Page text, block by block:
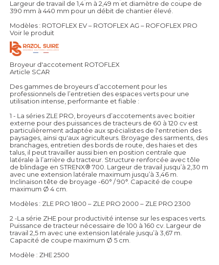
Largeur de travail de 1,4 m à 2,49 m et diamètre de coupe de
390 mm à 440 mm pour un débit de chantier élevé.
Modèles : ROTOFLEX EV – ROTOFLEX AG – ROFOFLEX PRO
Voir le produit
Broyeur d'accotement ROTOFLEX
Article SCAR
Des gammes de broyeurs d’accotement pour les
professionnels de l’entretien des espaces verts pour une
utilisation intense, performante et fiable :
1 - La séries ZLE PRO, broyeurs d’accotements avec boitier
externe pour des puissances de tracteurs de 60 à 120 cv est
particulièrement adaptée aux spécialistes de l'entretien des
paysages, ainsi qu'aux agriculteurs. Broyage des sarments, des
branchages, entretien des bords de route, des haies et des
talus, il peut travailler aussi bien en position centrale que
latérale à l’arrière du tracteur. Structure renforcée avec tôle
de blindage en STRENX® 700. Largeur de travail jusqu’à 2,30 m
avec une extension latérale maximum jusqu’à 3,46 m.
Inclinaison tête de broyage -60° / 90°. Capacité de coupe
maximum Ø 4 cm.
Modèles : ZLE PRO 1800 – ZLE PRO 2000 – ZLE PRO 2300
2 -La série ZHE pour productivité intense sur les espaces verts.
Puissance de tracteur nécessaire de 100 à 160 cv. Largeur de
travail 2,5 m avec une extension latérale jusqu’à 3,67 m.
Capacité de coupe maximum Ø 5 cm.
Modèle : ZHE 2500